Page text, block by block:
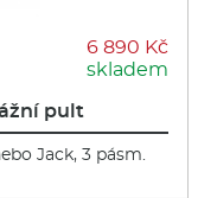
6 890 Kč
skladem
pult
Jack, 3 pásm.